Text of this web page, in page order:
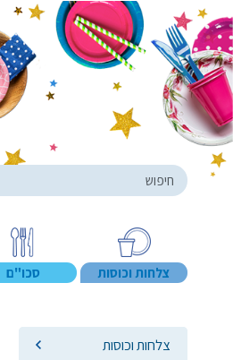
צלחות וכוסות סכו"ם
צלחות וכוסות